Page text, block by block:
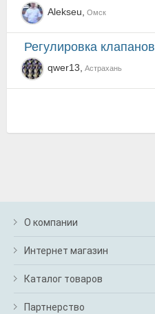
Alekseu, Омск
регулировка клапанов
qwer13, Астрахань
О компании
Интернет магазин
Каталог товаров
Партнерство